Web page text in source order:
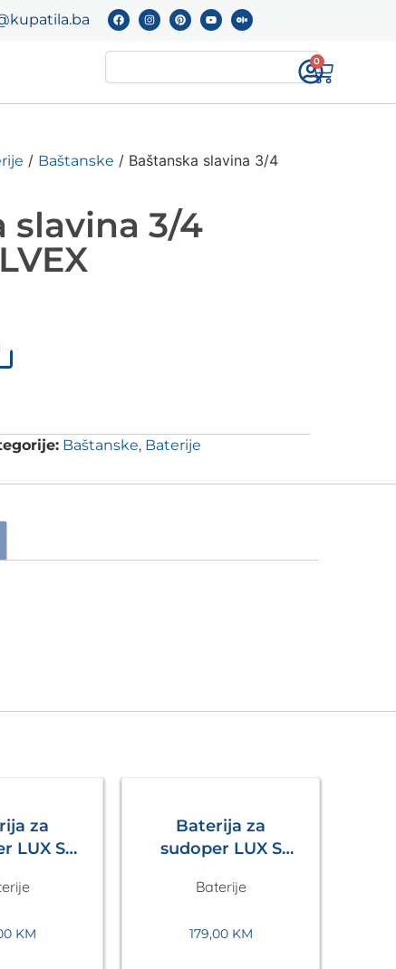
0
/ Baštanske / Baštanska slavina 3/4
slavina 3/4
Baštanske, Baterije
za
S
KM
Baterija za
sudoper LUX S
Baterije
179,00 KM